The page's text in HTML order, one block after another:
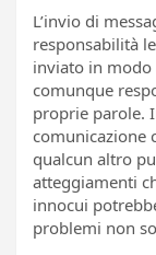
L’invio di
responsabilità
inviato in modo
comunque
proprie parole.
comunicazione
qualcun altro
atteggiamenti
innocui
problemi non